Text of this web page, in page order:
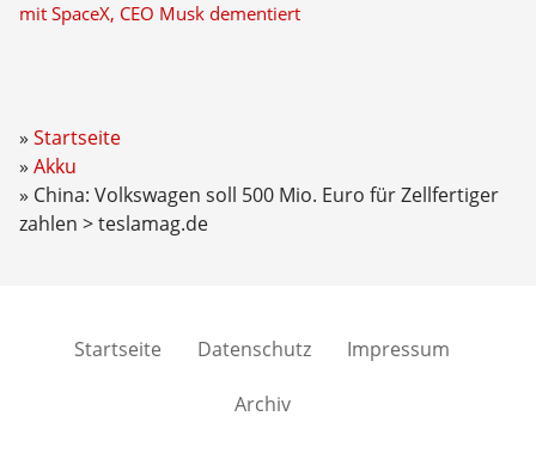
mit SpaceX, CEO Musk dementiert
Startseite
Akku
China: Volkswagen soll 500 Mio. Euro für Zellfertiger
zahlen > teslamag.de
Startseite Datenschutz Impressum
Archiv